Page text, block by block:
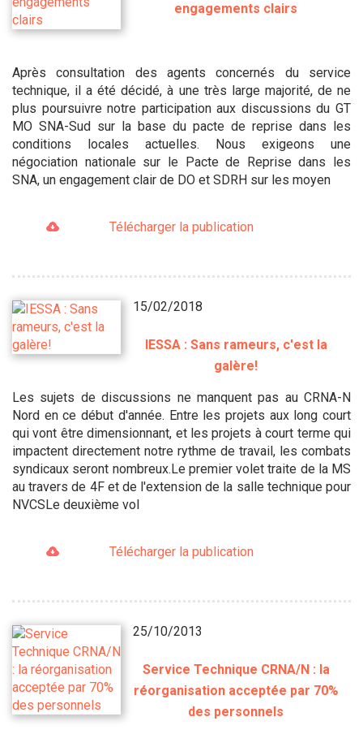
engagements clairs
Après consultation des agents concernés du service
technique, il a été décidé, à une très large majorité, de ne
plus poursuivre notre participation aux discussions du GT
MO SNA-Sud sur la base du pacte de reprise dans les
conditions locales actuelles. Nous exigeons une
négociation nationale sur le Pacte de Reprise dans les
SNA, un engagement clair de DO et SDRH sur les moyen
Télécharger la publication
15/02/2018
IESSA : Sans rameurs, c'est la
galère!
Les sujets de discussions ne manquent pas au CRNA-N
Nord en ce début d'année. Entre les projets aux long court
qui vont être dimensionnant, et les projets à court terme qui
impactent directement notre rythme de travail, les combats
syndicaux seront nombreux.Le premier volet traite de la MS
au travers de 4F et de l'extension de la salle technique pour
NVCSLe deuxième vol
Télécharger la publication
25/10/2013
Service Technique CRNA/N : la
réorganisation acceptée par 70%
des personnels